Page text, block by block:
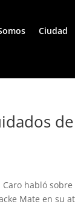
Ciudad
Caro habló
Mate en su